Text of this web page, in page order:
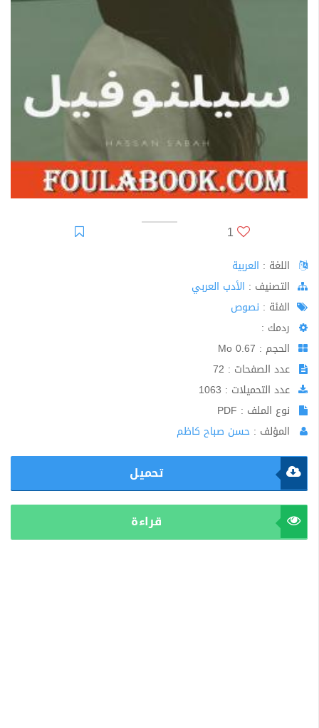
1
اللغة : العربية
اﻟﺘﺼﻨﻴﻒ : الأدب العربي
الفئة : نصوص
ردمك :
الحجم : 0.67 Mo
عدد الصفحات : 72
عدد التحميلات : 1063
نوع الملف : PDF
المؤلف : حسن صباح كاظم
تحميل
قراءة